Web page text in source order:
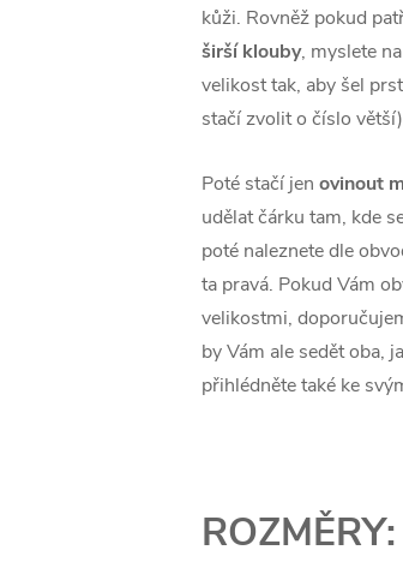
kůži. Rovněž pokud
širší klouby, myslete
velikost tak, aby šel
stačí zvolit o číslo
Poté stačí jen ovinout
udělat čárku tam, kde
poté naleznete dle
ta pravá. Pokud Vám
velikostmi,
by Vám ale sedět oba,
přihlédněte také ke
ROZMĚRY: